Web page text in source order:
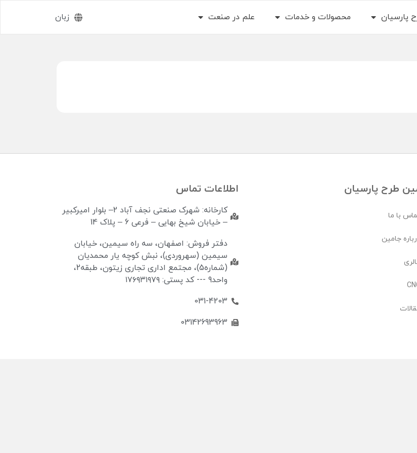
پارسیان محصولات و خدمات علم در صنعت زبان
طرح پارسیان
با ما
جامین
اطلاعات تماس
کارخانه: شهرک صنعتی نجف آباد 2– بلوار امیرکبیر
– خیابان شیخ بهایی – فرعی 6 – پلاک 14
دفتر فروش: اصفهان، سه راه سیمین، خیابان
سیمین (سهروردی)، نبش کوچه یار محمدیان
(شماره5)، مجتمع اداری تجاری زیتون، طبقه2،
واحد9 --- کد پستی: ۱۷۶۹۳۱۹۷۹
031-4203
03142693963